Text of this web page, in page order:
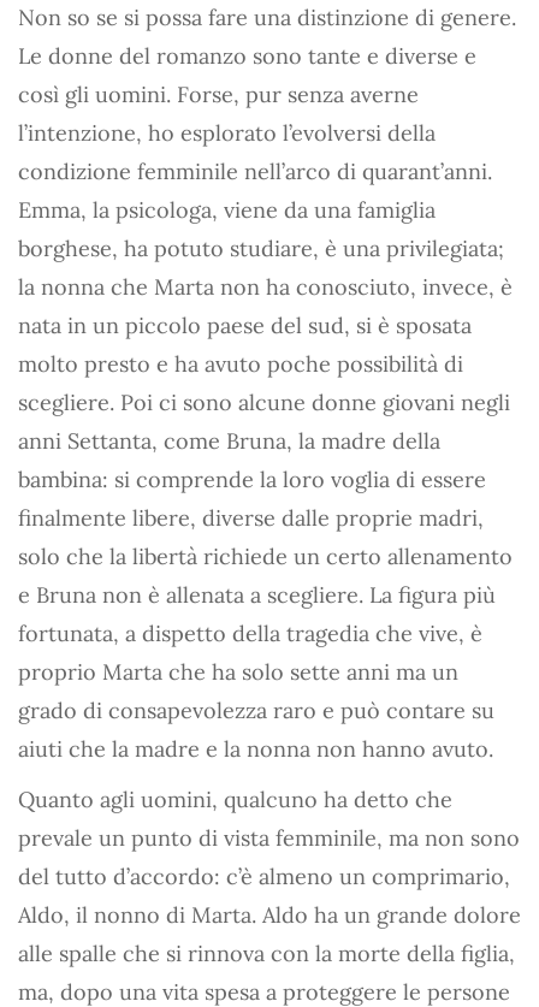
Non so se si possa fare una distinzione di genere.
Le donne del romanzo sono tante e diverse e
così gli uomini. Forse, pur senza averne
l’intenzione, ho esplorato l’evolversi della
condizione femminile nell’arco di quarant’anni.
Emma, la psicologa, viene da una famiglia
borghese, ha potuto studiare, è una privilegiata;
la nonna che Marta non ha conosciuto, invece, è
nata in un piccolo paese del sud, si è sposata
molto presto e ha avuto poche possibilità di
scegliere. Poi ci sono alcune donne giovani negli
anni Settanta, come Bruna, la madre della
bambina: si comprende la loro voglia di essere
finalmente libere, diverse dalle proprie madri,
solo che la libertà richiede un certo allenamento
e Bruna non è allenata a scegliere. La figura più
fortunata, a dispetto della tragedia che vive, è
proprio Marta che ha solo sette anni ma un
grado di consapevolezza raro e può contare su
aiuti che la madre e la nonna non hanno avuto.
Quanto agli uomini, qualcuno ha detto che
prevale un punto di vista femminile, ma non sono
del tutto d’accordo: c’è almeno un comprimario,
Aldo, il nonno di Marta. Aldo ha un grande dolore
alle spalle che si rinnova con la morte della figlia,
ma, dopo una vita spesa a proteggere le persone